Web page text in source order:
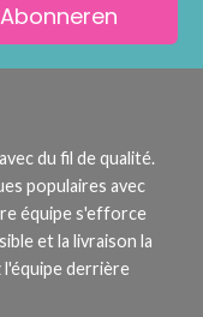
Abonneren
du fil de qualité.
populaires avec
équipe s'efforce
et la livraison la
derrière